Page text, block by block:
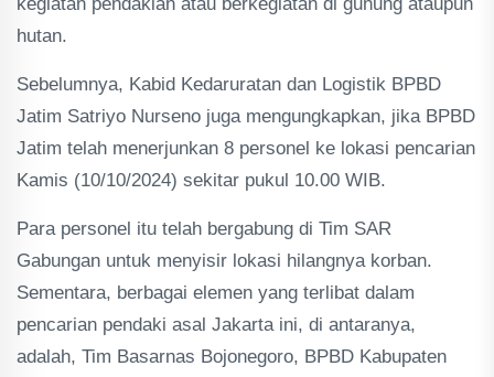
hutan.
Sebelumnya, Kabid Kedaruratan dan Logistik BPBD
Jatim Satriyo Nurseno juga mengungkapkan, jika BPBD
Jatim telah menerjunkan 8 personel ke lokasi pencarian
Kamis (10/10/2024) sekitar pukul 10.00 WIB.
Para personel itu telah bergabung di Tim SAR
Gabungan untuk menyisir lokasi hilangnya korban.
Sementara, berbagai elemen yang terlibat dalam
pencarian pendaki asal Jakarta ini, di antaranya,
adalah, Tim Basarnas Bojonegoro, BPBD Kabupaten